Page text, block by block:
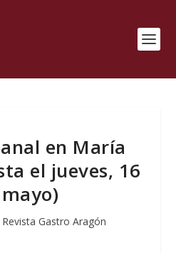
en María
el jueves, 16
Revista Gastro Aragón